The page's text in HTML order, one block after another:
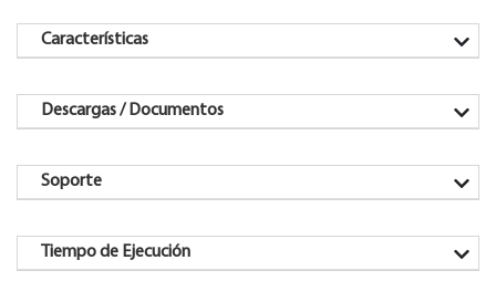
Características
Descargas / Documentos
Soporte
Tiempo de Ejecución